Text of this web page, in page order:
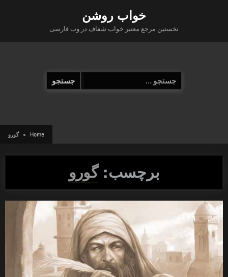
خواب روشن
نخستین مرجع معتبر خواب شفاف در وب فارسی
جستجو
برای:
Home گورو
برچسب:گورو